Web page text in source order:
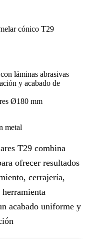
cónico T29
láminas abrasivas
y acabado de
Ø180 mm
metal
T29 combina
ofrecer resultados
cerrajería,
acabado uniforme y